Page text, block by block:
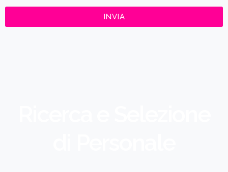
INVIA